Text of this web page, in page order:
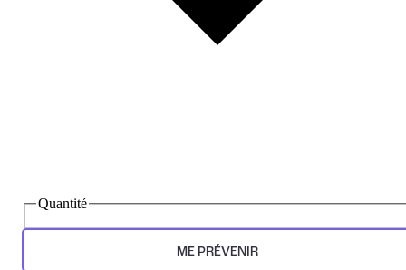
Quantité
ME PRÉVENIR